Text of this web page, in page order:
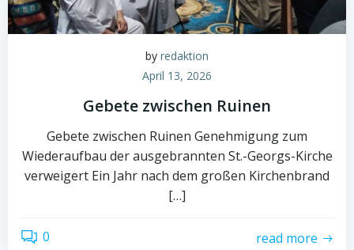
by redaktion
April 13, 2026
Gebete zwischen Ruinen
Gebete zwischen Ruinen Genehmigung zum
Wiederaufbau der ausgebrannten St.-Georgs-Kirche
verweigert Ein Jahr nach dem großen Kirchenbrand
[…]
0 read more